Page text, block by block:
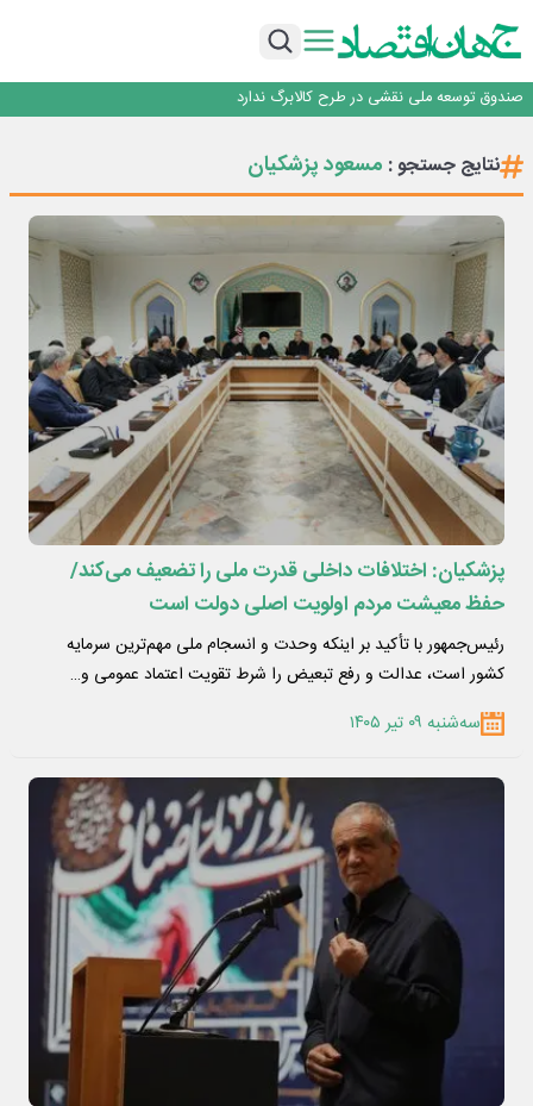
رشد بازار رمزارزها؛ کاربران پیش از ورود چه نکاتی را باید بدانند؟
صندوق توسعه ملی نقشی در طرح کالابرگ ندارد
*پیام دکتر اسلام کریمی به مناسبت روز خبرنگار*
رشد بازار رمزارزها؛ کاربران پیش از ورود چه نکاتی را باید بدانند؟
نتایج جستجو : مسعود پزشکیان
پزشکیان: اختلافات داخلی قدرت ملی را تضعیف می‌کند/
حفظ معیشت مردم اولویت اصلی دولت است
رئیس‌جمهور با تأکید بر اینکه وحدت و انسجام ملی مهم‌ترین سرمایه
کشور است، عدالت و رفع تبعیض را شرط تقویت اعتماد عمومی و…
سه‌شنبه ۰۹ تیر ۱۴۰۵